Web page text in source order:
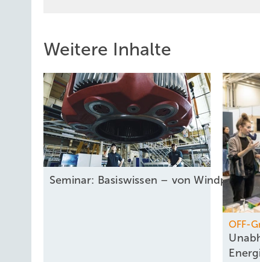
Weitere Inhalte
Seminar: Basiswissen – von Windpark
OFF-